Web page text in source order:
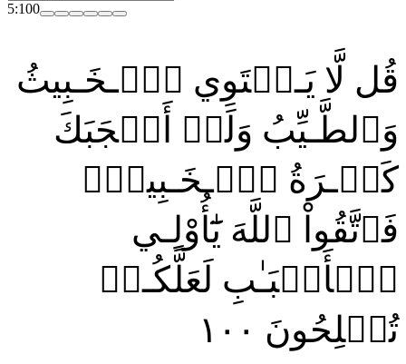
5:100
قُل لَّا يَـسۡتَوِي ٱلۡـخَـبِيثُ
وَٱلطَّـيِّبُ وَلَوۡ أَعۡجَبَكَ
كَثۡـرَةُ ٱلۡـخَـبِيثِۚ
فَٱتَّقُواْ ٱللَّهَ يَٰٓأُوْلِـي
ٱلۡأَلۡبَـٰبِ لَعَلَّكُـمۡ
تُفۡلِحُونَ ١٠٠